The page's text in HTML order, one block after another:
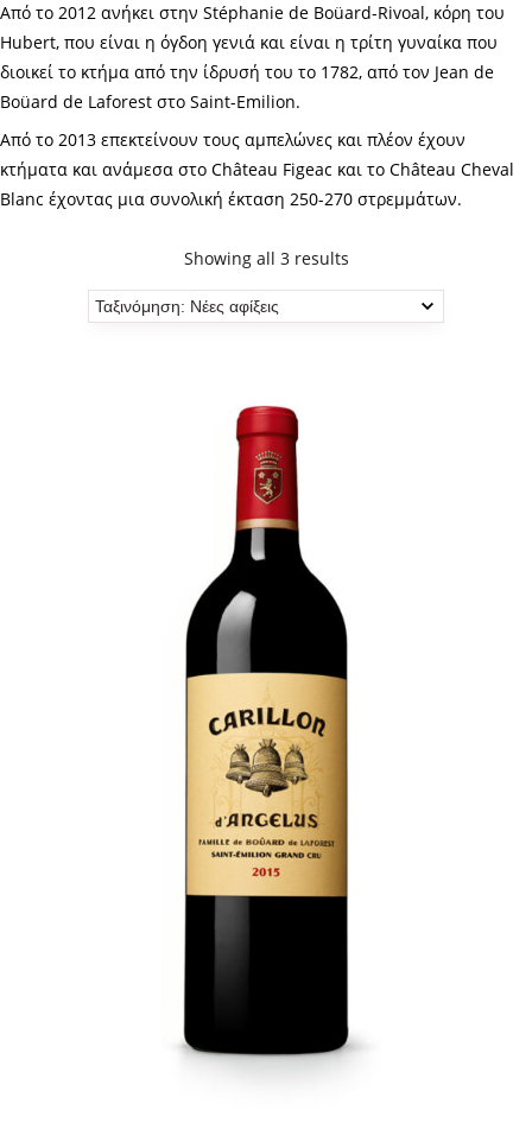
Από το 2012 ανήκει στην Stéphanie de Boüard-Rivoal, κόρη του
Hubert, που είναι η όγδοη γενιά και είναι η τρίτη γυναίκα που
διοικεί το κτήμα από την ίδρυσή του το 1782, από τον Jean de
Boüard de Laforest στο Saint-Emilion.
Από το 2013 επεκτείνουν τους αμπελώνες και πλέον έχουν
κτήματα και ανάμεσα στο Château Figeac και το Château Cheval
Blanc έχοντας μια συνολική έκταση 250-270 στρεμμάτων.
Showing all 3 results